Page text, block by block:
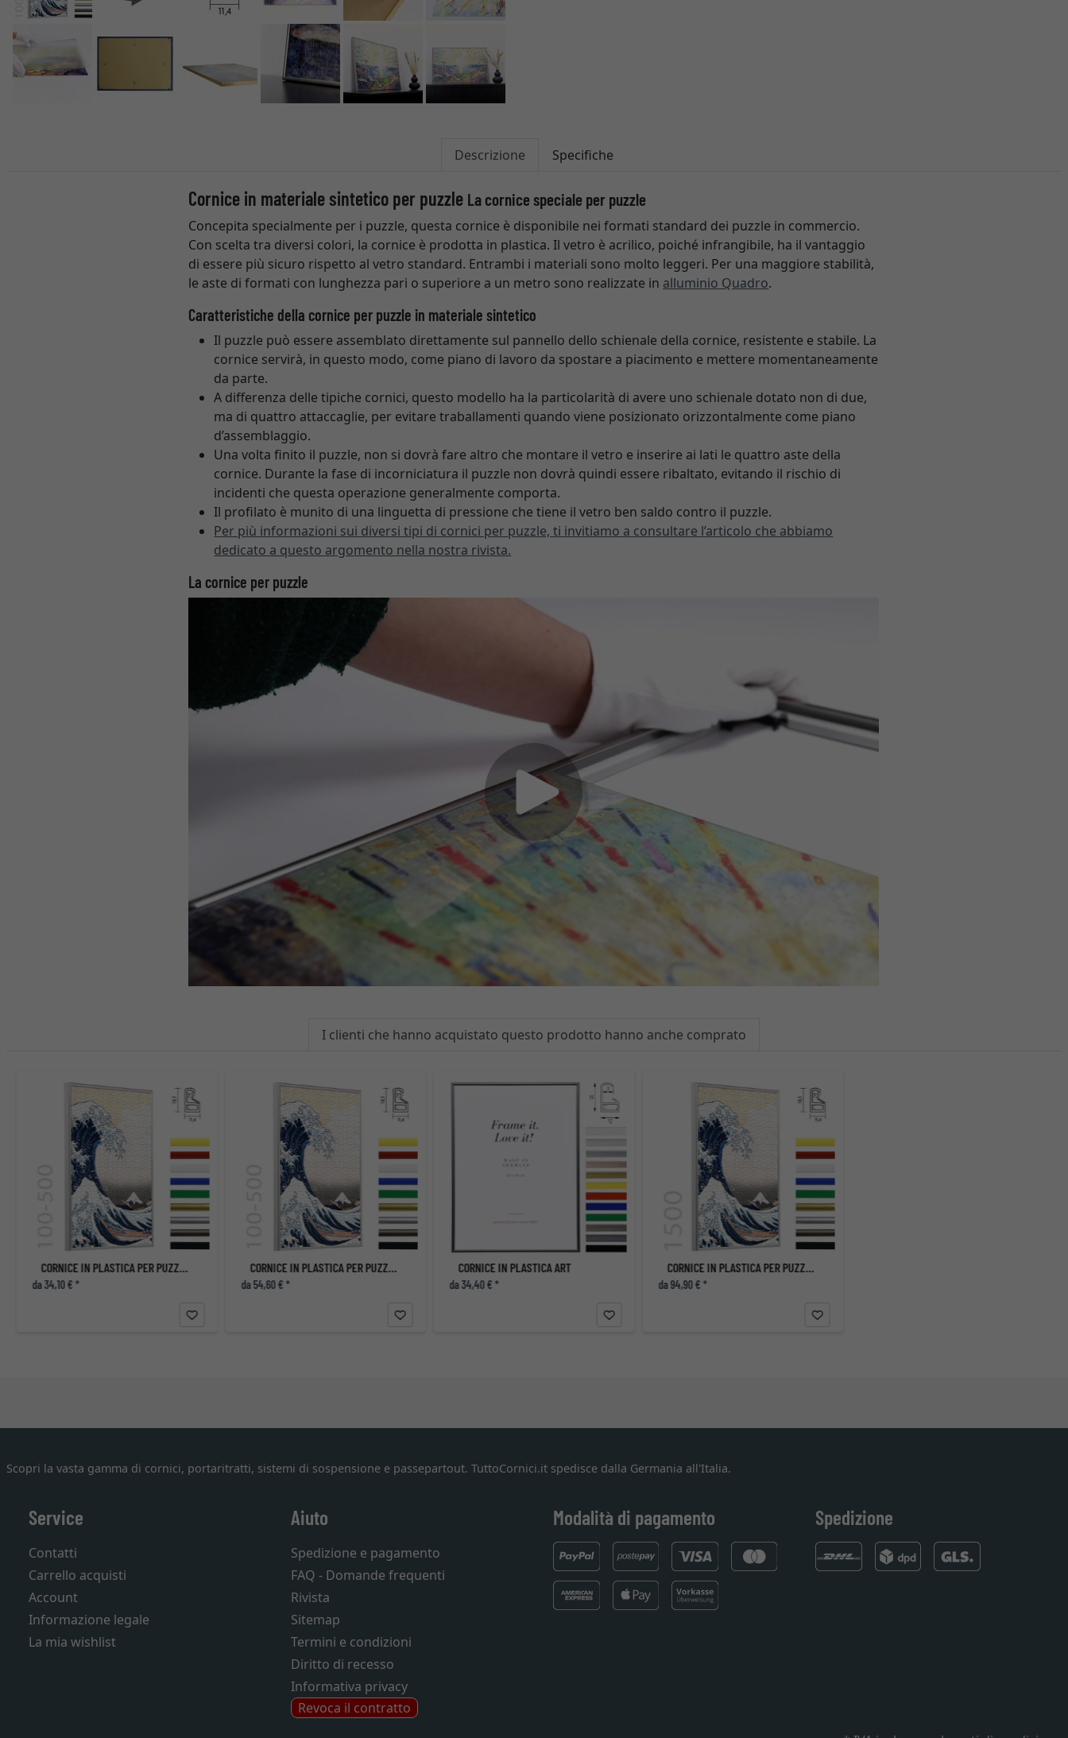
Descrizione Specifiche
Cornice in materiale sintetico per puzzle La cornice speciale per puzzle
Concepita specialmente per i puzzle, questa cornice è disponibile nei formati standard dei puzzle in commercio.
Con scelta tra diversi colori, la cornice è prodotta in plastica. Il vetro è acrilico, poiché infrangibile, ha il vantaggio
di essere più sicuro rispetto al vetro standard. Entrambi i materiali sono molto leggeri. Per una maggiore stabilità,
le aste di formati con lunghezza pari o superiore a un metro sono realizzate in alluminio Quadro.
Caratteristiche della cornice per puzzle in materiale sintetico
Il puzzle può essere assemblato direttamente sul pannello dello schienale della cornice, resistente e stabile. La
cornice servirà, in questo modo, come piano di lavoro da spostare a piacimento e mettere momentaneamente
da parte.
A differenza delle tipiche cornici, questo modello ha la particolarità di avere uno schienale dotato non di due,
ma di quattro attaccaglie, per evitare traballamenti quando viene posizionato orizzontalmente come piano
d’assemblaggio.
Una volta finito il puzzle, non si dovrà fare altro che montare il vetro e inserire ai lati le quattro aste della
cornice. Durante la fase di incorniciatura il puzzle non dovrà quindi essere ribaltato, evitando il rischio di
incidenti che questa operazione generalmente comporta.
Il profilato è munito di una linguetta di pressione che tiene il vetro ben saldo contro il puzzle.
Per più informazioni sui diversi tipi di cornici per puzzle, ti invitiamo a consultare l’articolo che abbiamo
dedicato a questo argomento nella nostra rivista.
La cornice per puzzle
I clienti che hanno acquistato questo prodotto hanno anche comprato
CORNICE IN PLASTICA PER PUZZLE DA 100 FINO A 500 PEZZI
da 34,10 € *
CORNICE IN PLASTICA PER PUZZLE DA 100 FINO A 500 PEZZI
da 54,60 € *
CORNICE IN PLASTICA ART
da 34,40 € *
CORNICE IN PLASTICA PER PUZZLE DA 1500 PEZZI
da 94,90 € *
Scopri la vasta gamma di cornici, portaritratti, sistemi di sospensione e passepartout. TuttoCornici.it spedisce dalla Germania all'Italia.
Service
Contatti
Carrello acquisti
Account
Informazione legale
La mia wishlist
Aiuto
Spedizione e pagamento
FAQ - Domande frequenti
Rivista
Sitemap
Termini e condizioni
Diritto di recesso
Informativa privacy
Revoca il contratto
Modalità di pagamento Spedizione